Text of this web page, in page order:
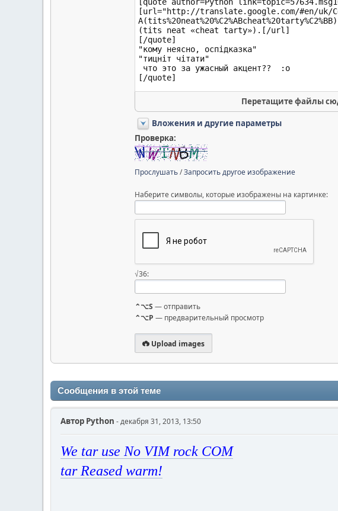
Перетащите файлы
Вложения и другие параметры
Проверка:
Прослушать/Запросить другое изображение
Наберите символы, которые изображены на картинке:
√36:
⌃⌥S — отправить
⌃⌥P — предварительный просмотр
Upload images
Сообщения в этой теме
Автор Python - декабря 31, 2013, 13:50
We tar use No VIM rock COM
tar Reased warm!